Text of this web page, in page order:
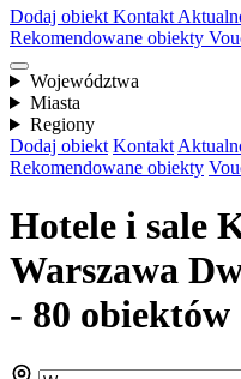
Dodaj obiekt Kontakt
Rekomendowane obiekty
Województwa
Miasta
Regiony
Dodaj obiekt Kontakt
Rekomendowane obiekty
Hotele i sale
Warszawa
- 80 obiektów